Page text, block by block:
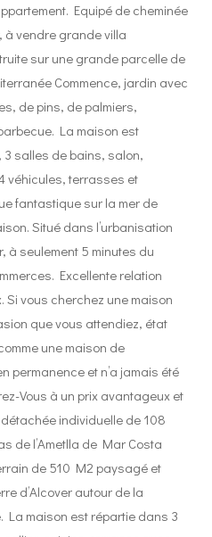
Equipé de cheminée
à vendre grande villa
sur une grande parcelle de
Commence, jardin avec
de pins, de palmiers,
La maison est
salles de bains, salon,
véhicules, terrasses et
fantastique sur la mer de
Situé dans l’urbanisation
à seulement 5 minutes du
Excellente relation
Si vous cherchez une maison
que vous attendiez, état
une maison de
permanence et n’a jamais été
Vous à un prix avantageux et
individuelle de 108
de l’Ametlla de Mar Costa
de 510 M2 paysagé et
d’Alcover autour de la
La maison est répartie dans 3